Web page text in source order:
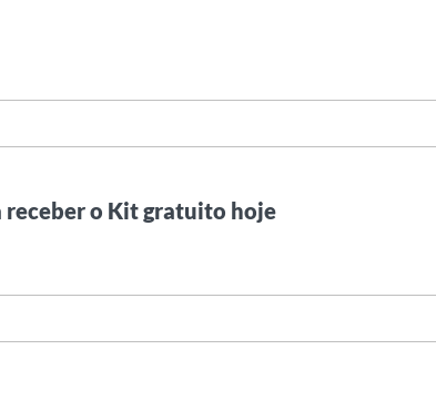
receber o Kit gratuito hoje